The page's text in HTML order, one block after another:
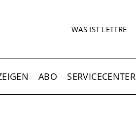
WAS IST LETTRE
ABO SERVICECENTER